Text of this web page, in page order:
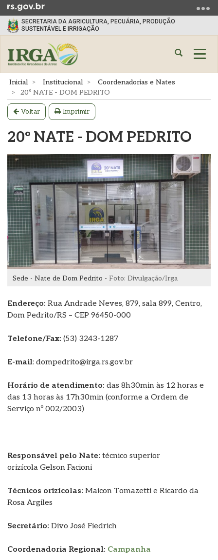
para
para
o
menu
para
busca
SECRETARIA DA AGRICULTURA, PECUÁRIA, PRODUÇÃO
SUSTENTÁVEL E IRRIGAÇÃO
Abrir
Início
conteúdo
Inicial Institucional
Coordenadorias e Nates
20º NATE - DOM PEDRITO
Voltar Imprimir
20º NATE - DOM PEDRITO
Sede - Nate de Dom Pedrito - Foto: Divulgação/Irga
Endereço: Rua Andrade Neves, 879, sala 899, Centro,
Dom Pedrito/RS – CEP 96450-000
Telefone/Fax: (53) 3243-1287
E-mail: dompedrito@irga.rs.gov.br
Horário de atendimento: das 8h30min às 12 horas e
das 13 horas às 17h30min (conforme a Ordem de
Serviço nº 002/2003)
Responsável pelo Nate: técnico superior
orizícola Gelson Facioni
Técnicos orizícolas: Maicon Tomazetti e Ricardo da
Rosa Argiles
Secretário: Divo José Fiedrich
Coordenadoria Regional: Campanha